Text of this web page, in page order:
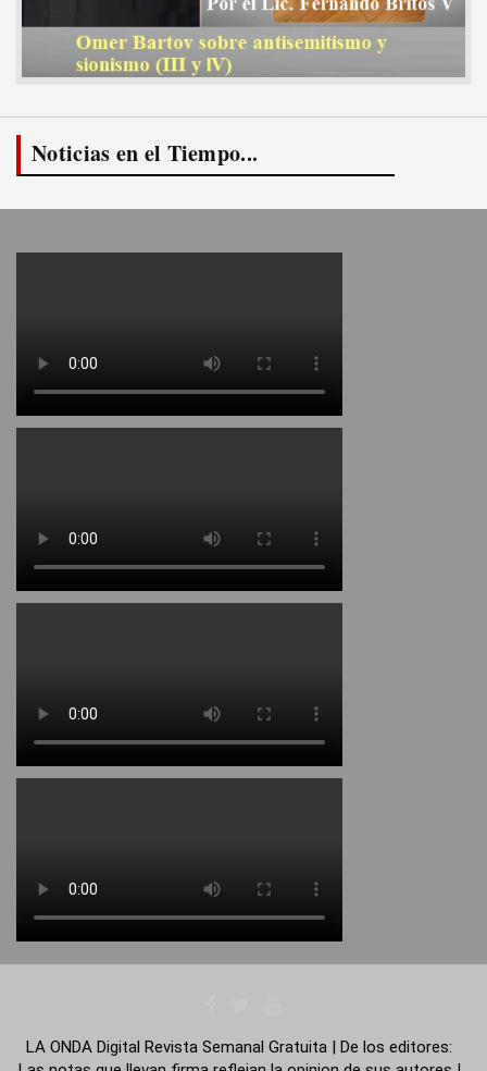
Noticias en el Tiempo...
LA ONDA Digital Revista Semanal Gratuita | De los editores: